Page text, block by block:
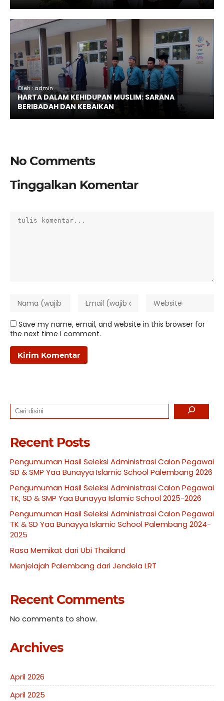
Oleh : admin
HARTA DALAM KEHIDUPAN MUSLIM: SARANA
BERIBADAH DAN KEBAIKAN
No Comments
Tinggalkan Komentar
Save my name, email, and website in this browser for
the next time I comment.
Search
Recent Posts
Pengumuman Hasil Seleksi Administrasi Calon Pegawai
SD & SMP Yaa Bunayya Islamic School Palembang 2026
Pengumuman Hasil Seleksi Administrasi Calon Pegawai
TK, SD & SMP Yaa Bunayya Islamic School 2025-2026
Pengumuman Hasil Seleksi Administrasi Calon Pegawai
TK & SD Yaa Bunayya Islamic School Palembang 2024-
2025
Rasa Memikat dari Ubi Thailand
Menjelajah Palembang dari Jendela LRT
Recent Comments
No comments to show.
Archives
April 2026
April 2025